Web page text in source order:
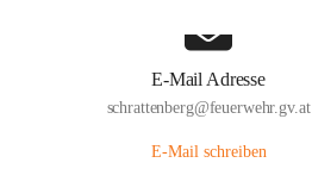
E-Mail Adresse
schrattenberg@feuerwehr.gv.at
E-Mail schreiben